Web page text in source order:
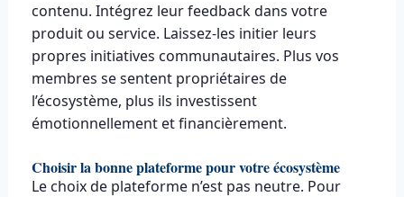
contenu. Intégrez leur feedback dans votre
produit ou service. Laissez-les initier leurs
propres initiatives communautaires. Plus vos
membres se sentent propriétaires de
l’écosystème, plus ils investissent
émotionnellement et financièrement.
Choisir la bonne plateforme pour votre écosystème
Le choix de plateforme n’est pas neutre. Pour